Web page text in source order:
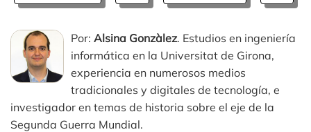
Por: Alsina Gonzàlez. Estudios en ingeniería
informática en la Universitat de Girona,
experiencia en numerosos medios
tradicionales y digitales de tecnología, e
investigador en temas de historia sobre el eje de la
Segunda Guerra Mundial.